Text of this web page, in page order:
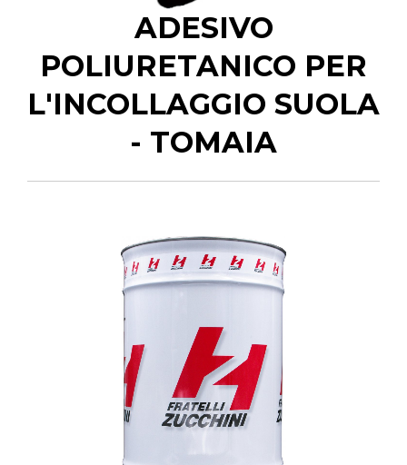
ADESIVO
POLIURETANICO PER
L'INCOLLAGGIO SUOLA
- TOMAIA